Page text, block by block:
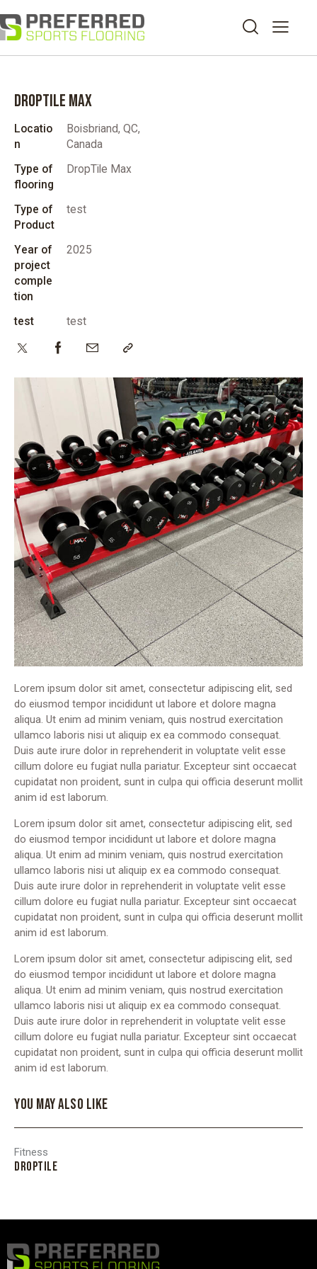
DROPTILE MAX
Locatio
n
Boisbriand, QC,
Canada
Type of
flooring
DropTile Max
Type of
Product
test
Year of
project
comple
tion
2025
test test
Lorem ipsum dolor sit amet, consectetur adipiscing elit, sed
do eiusmod tempor incididunt ut labore et dolore magna
aliqua. Ut enim ad minim veniam, quis nostrud exercitation
ullamco laboris nisi ut aliquip ex ea commodo consequat.
Duis aute irure dolor in reprehenderit in voluptate velit esse
cillum dolore eu fugiat nulla pariatur. Excepteur sint occaecat
cupidatat non proident, sunt in culpa qui officia deserunt mollit
anim id est laborum.
Lorem ipsum dolor sit amet, consectetur adipiscing elit, sed
do eiusmod tempor incididunt ut labore et dolore magna
aliqua. Ut enim ad minim veniam, quis nostrud exercitation
ullamco laboris nisi ut aliquip ex ea commodo consequat.
Duis aute irure dolor in reprehenderit in voluptate velit esse
cillum dolore eu fugiat nulla pariatur. Excepteur sint occaecat
cupidatat non proident, sunt in culpa qui officia deserunt mollit
anim id est laborum.
Lorem ipsum dolor sit amet, consectetur adipiscing elit, sed
do eiusmod tempor incididunt ut labore et dolore magna
aliqua. Ut enim ad minim veniam, quis nostrud exercitation
ullamco laboris nisi ut aliquip ex ea commodo consequat.
Duis aute irure dolor in reprehenderit in voluptate velit esse
cillum dolore eu fugiat nulla pariatur. Excepteur sint occaecat
cupidatat non proident, sunt in culpa qui officia deserunt mollit
anim id est laborum.
YOU MAY ALSO LIKE
Fitness
DROPTILE